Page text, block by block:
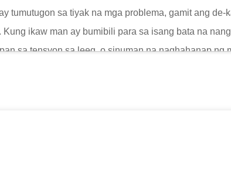
tumutugon sa tiyak na mga problema, gamit ang
ikaw man ay bumibili para sa isang bata na
sa tensyon sa leeg, o sinuman na naghahanap ng